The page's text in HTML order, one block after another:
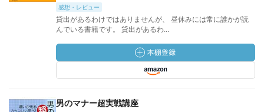
感想・レビュー
貸出があるわけではありませんが、 昼休みには常に誰かが読
んでいる書籍です。 貸出があるわ...
男のマナー超実戦講座